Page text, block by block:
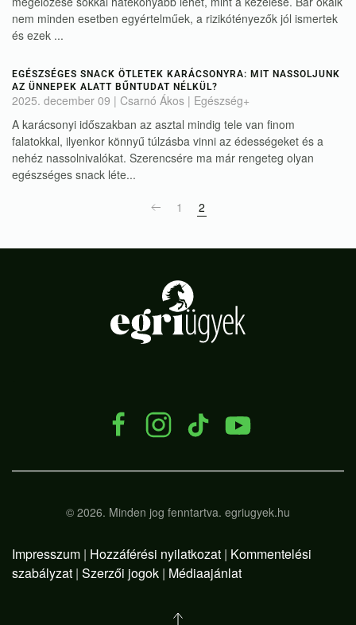
nem minden esetben egyértelműek, a rizikótényezők jól ismertek
és ezek ...
EGÉSZSÉGES SNACK ÖTLETEK KARÁCSONYRA: MIT NASSOLJUNK
AZ ÜNNEPEK ALATT BŰNTUDAT NÉLKÜL?
2025. december 09 | Csarnó Ákos | Egészség+
A karácsonyi időszakban az asztal mindig tele van finom
falatokkal, ilyenkor könnyű túlzásba vinni az édességeket és a
nehéz nassolnivalókat. Szerencsére ma már rengeteg olyan
egészséges snack léte...
1 2
© 2026. Minden jog fenntartva. egriugyek.hu
Impresszum | Hozzáférési nyilatkozat | Kommentelési
szabályzat | Szerzői jogok | Médiaajánlat